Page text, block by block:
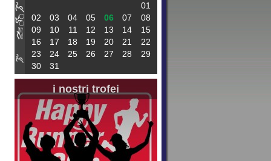
01
02
03 04 05 06 07
08
09
10 11 12 13 14
15
16
17 18 19 20 21
22
23
24 25 26 27 28
29
30
31
i nostri trofei